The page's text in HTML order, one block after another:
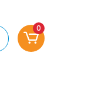
Bizi tercih
0